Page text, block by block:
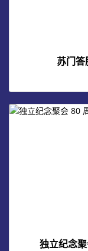
苏门
独立纪念